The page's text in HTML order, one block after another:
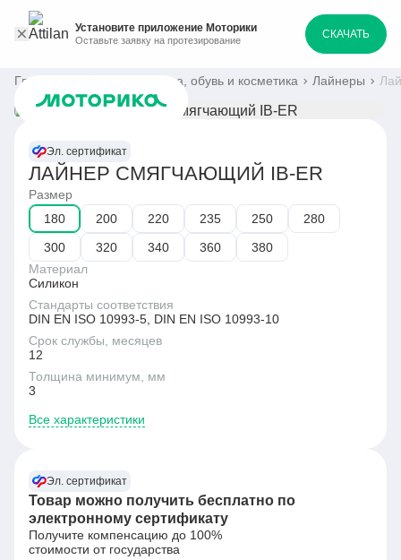
Установите приложение Моторики
Оставьте заявку на протезирование СКАЧАТЬ
Главная Одежда, обувь и косметика Лайнеры
Эл. сертификат
ЛАЙНЕР СМЯГЧАЮЩИЙ IB-ER
Размер
180
200 220 235 250
280
300
320 340 360
380
Материал
Силикон
Стандарты соответствия
DIN EN ISO 10993-5, DIN EN ISO 10993-10
Срок службы, месяцев
12
Толщина минимум, мм
3
Все характеристики
Эл. сертификат
Товар можно получить бесплатно по
электронному сертификату
Получите компенсацию до 100%
стоимости от государства